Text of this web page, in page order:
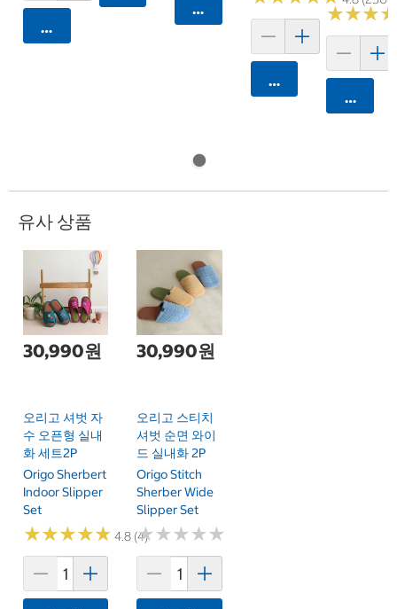
카트에 담기
카트에 담기
카트에 담기
★★★
★★★
카트에
유사 상품
30,990원
오리고 셔벗 자
수 오픈형 실내
화 세트2P
Origo Sherbert
Indoor Slipper
Set
★★★★★
★★★★★ 4.8 (4)
30,990원
오리고 스티치
셔벗 순면 와이
드 실내화 2P
Origo Stitch
Sherber Wide
Slipper Set
★★★★★
★★★★★